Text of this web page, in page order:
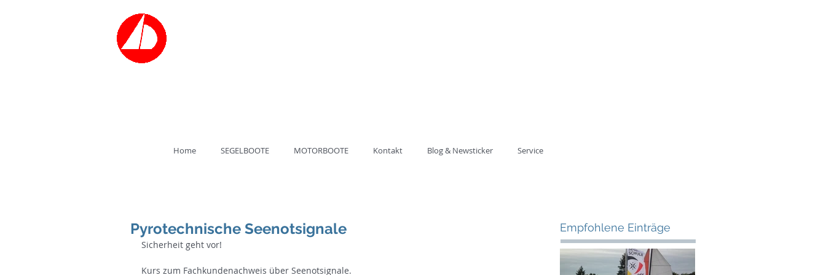
Pyrotechnische Seenotsignale
Sicherheit geht vor!
Kurs zum Fachkundenachweis über Seenotsignale.
Empfohlene Einträge
Home SEGELBOOTE MOTORBOOTE Kontakt Blog & Newsticker Service